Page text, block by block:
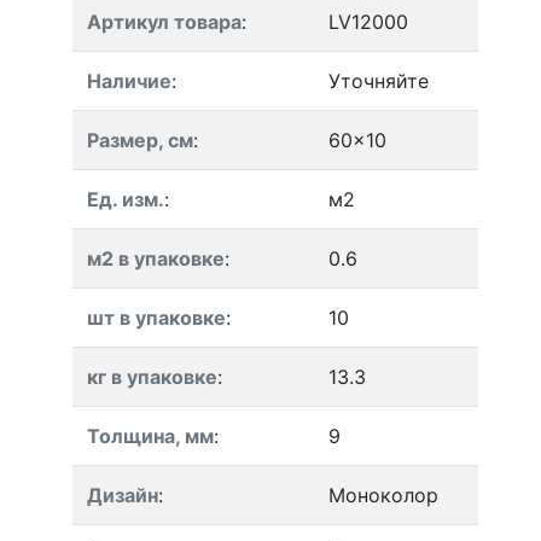
Артикул товара: LV12000
Наличие: Уточняйте
Размер, см: 60x10
Ед. изм.: м2
м2 в упаковке: 0.6
шт в упаковке: 10
кг в упаковке: 13.3
Толщина, мм: 9
Дизайн: Моноколор